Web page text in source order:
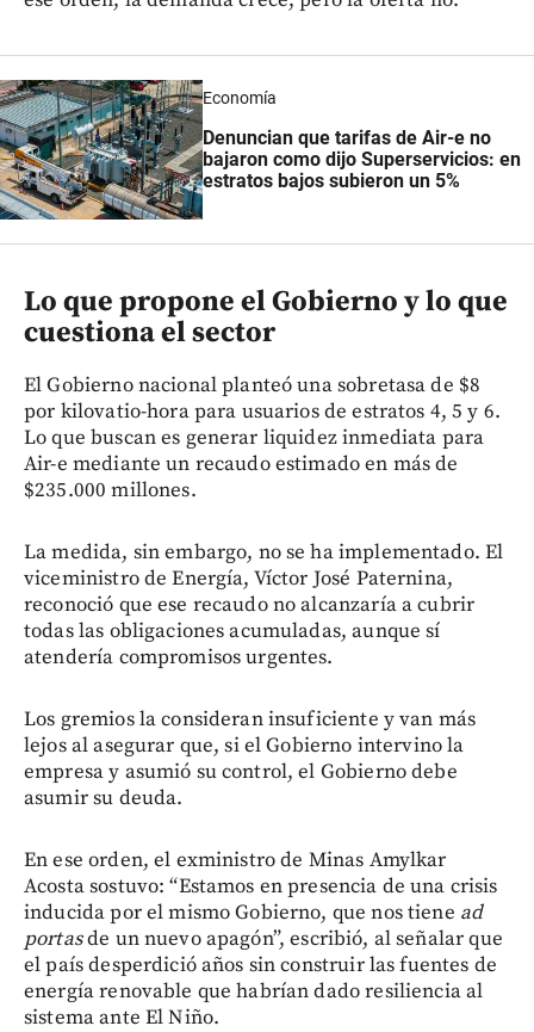
Economía
Denuncian que tarifas de Air-e no
bajaron como dijo Superservicios: en
estratos bajos subieron un 5%
Lo que propone el Gobierno y lo que
cuestiona el sector
El Gobierno nacional planteó una sobretasa de $8
por kilovatio-hora para usuarios de estratos 4, 5 y 6.
Lo que buscan es generar liquidez inmediata para
Air-e mediante un recaudo estimado en más de
$235.000 millones.
La medida, sin embargo, no se ha implementado. El
viceministro de Energía, Víctor José Paternina,
reconoció que ese recaudo no alcanzaría a cubrir
todas las obligaciones acumuladas, aunque sí
atendería compromisos urgentes.
Los gremios la consideran insuficiente y van más
lejos al asegurar que, si el Gobierno intervino la
empresa y asumió su control, el Gobierno debe
asumir su deuda.
En ese orden, el exministro de Minas Amylkar
Acosta sostuvo: “Estamos en presencia de una crisis
inducida por el mismo Gobierno, que nos tiene ad
portasde un nuevo apagón”, escribió, al señalar que
el país desperdició años sin construir las fuentes de
energía renovable que habrían dado resiliencia al
sistema ante El Niño.